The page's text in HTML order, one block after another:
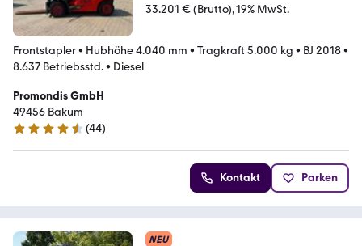
33.201 € (Brutto) 19% MwSt.
Frontstapler• Hubhöhe 4.040 mm • Tragkraft 5.000 kg • BJ 2018•
8.637 Betriebsstd.• Diesel
Promondis GmbH
49456 Bakum
4.6 Sterne
(44)
Kontakt Parken
NEU